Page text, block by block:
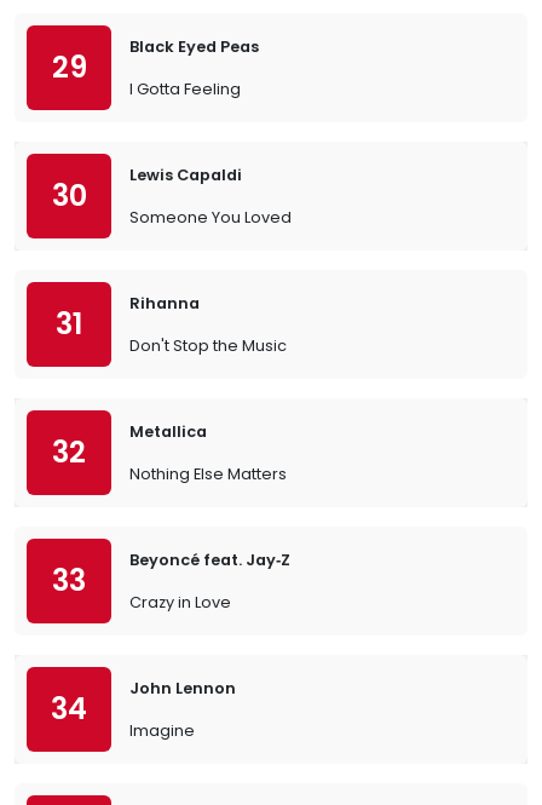
29
Black Eyed Peas
I Gotta Feeling
30
Lewis Capaldi
Someone You Loved
31
Rihanna
Don't Stop the Music
32
Metallica
Nothing Else Matters
33
Beyoncé feat. Jay‐Z
Crazy in Love
34
John Lennon
Imagine